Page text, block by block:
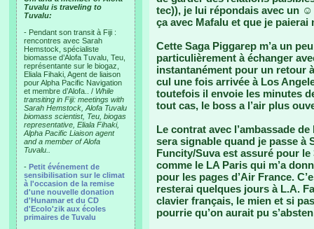
Tuvalu is traveling to
Tuvalu:
- Pendant son transit à Fiji :
rencontres avec Sarah
Hemstock, spécialiste
biomasse d’Alofa Tuvalu, Teu,
représentante sur le biogaz,
Eliala Fihaki, Agent de liaison
pour Alpha Pacific Navigation
et membre d’Alofa.. / While
transiting in Fiji: meetings with
Sarah Hemstock, Alofa Tuvalu
biomass scientist, Teu, biogas
representative, Eliala Fihaki,
Alpha Pacific Liaison agent
and a member of Alofa
Tuvalu..
- Petit événement de
sensibilisation sur le climat
à l'occasion de la remise
d'une nouvelle donation
d'Hunamar et du CD
d'Ecolo'zik aux écoles
primaires de Tuvalu
tec)), je lui répondais avec un ☺
ça avec Mafalu et que je
Cette Saga Piggarep m’a un
particulièrement à échanger
instantanément pour un retour
cul une fois arrivée à Los
toutefois il envoie les minutes
tout cas, le boss a l’air plus
Le contrat avec l’ambassade
sera signable quand je passe à
Funcity/Suva est assuré pour
comme le LA Paris qui m’a
pour les pages d’Air France.
resterai quelques jours à L.A.
clavier français, le mien et si
pourrie qu’on aurait pu